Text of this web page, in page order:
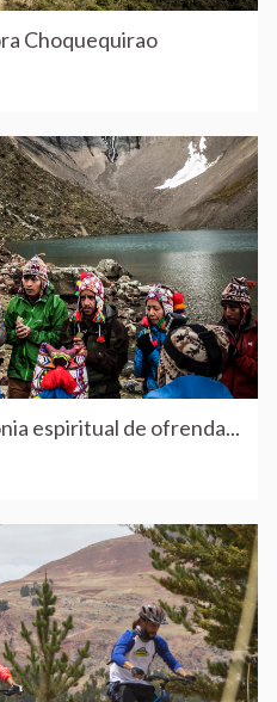
Choquequirao
espiritual de ofrenda...